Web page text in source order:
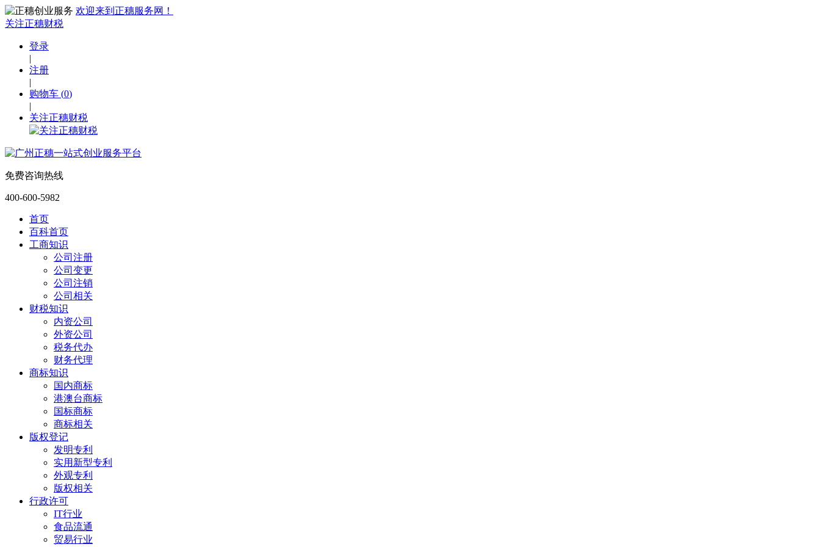
欢迎来到正穗服务网！
关注正穗财税
登录
|
注册
|
购物车 (0)
|
关注正穗财税
免费咨询热线
400-600-5982
首页
百科首页
工商知识
公司注册
公司变更
公司注销
公司相关
财税知识
内资公司
外资公司
税务代办
财务代理
商标知识
国内商标
港澳台商标
国标商标
商标相关
版权登记
发明专利
实用新型专利
外观专利
版权相关
行政许可
IT行业
食品流通
贸易行业